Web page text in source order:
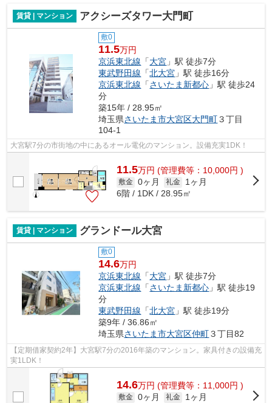
賃貸 | マンション アクシーズタワー大門町
敷0
11.5万円
京浜東北線 「大宮 」駅 徒歩7分
東武野田線 「北大宮 」駅 徒歩16分
京浜東北線 「さいたま新都心 」駅 徒歩24
分
築15年 / 28.95㎡
埼玉県さいたま市大宮区大門町３丁目
104-1
大宮駅7分の市街地の中にあるオール電化のマンション。設備充実1DK！
11.5万円 (管理費等：10,000円 )
敷金 0ヶ月 礼金
1ヶ月
6階 / 1DK / 28.95㎡
賃貸 | マンション グランドール大宮
敷0
14.6万円
京浜東北線 「大宮 」駅 徒歩7分
京浜東北線 「さいたま新都心 」駅 徒歩19
分
東武野田線 「北大宮 」駅 徒歩19分
築9年 / 36.86㎡
埼玉県さいたま市大宮区仲町３丁目82
【定期借家契約2年】大宮駅7分の2016年築のマンション。家具付きの設備充
実1LDK！
14.6万円 (管理費等：11,000円 )
敷金 0ヶ月 礼金
1ヶ月